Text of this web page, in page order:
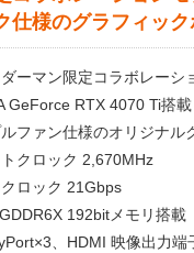
仕様のグラフィック
ーマン限定コラボレーシ
GeForce RTX 4070 Ti搭載
ルファン仕様のオリジナル
クロック 2,670MHz
ロック 21Gbps
192bitメモリ搭載
、HDMI 映像出力端